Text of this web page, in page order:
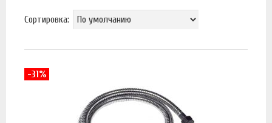
Сортировка:
-31%